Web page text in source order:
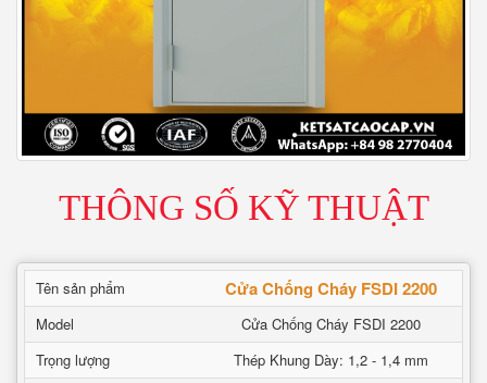
THÔNG SỐ KỸ THUẬT
Tên sản phẩm Cửa Chống Cháy FSDI 2200
Model
Cửa Chống Cháy FSDI 2200
Trọng lượng
Thép Khung Dày: 1,2 - 1,4 mm